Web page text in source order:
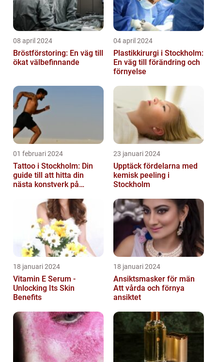
08 april 2024
Bröstförstoring: En väg till
ökat välbefinnande
04 april 2024
Plastikkirurgi i Stockholm:
En väg till förändring och
förnyelse
01 februari 2024
Tattoo i Stockholm: Din
guide till att hitta din
nästa konstverk på
23 januari 2024
Upptäck fördelarna med
kemisk peeling i
Stockholm
18 januari 2024
Vitamin E Serum -
Unlocking Its Skin
Benefits
18 januari 2024
Ansiktsmasker för män
Att vårda och förnya
ansiktet